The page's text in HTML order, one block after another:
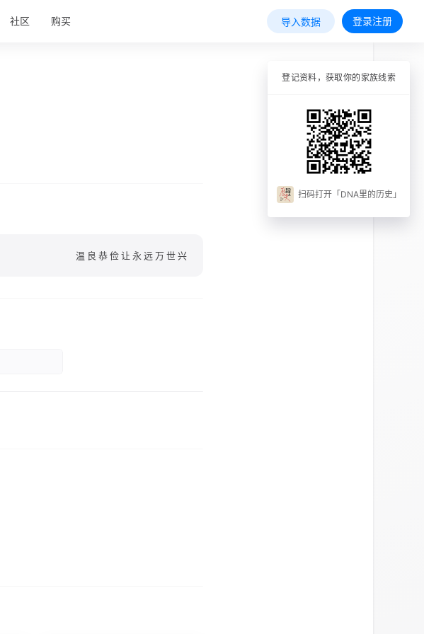
社区 购买 导入数据 登录注册
温良恭俭让永远万世兴
登记资料，获取你的家族线索
扫码打开「DNA里的历史」